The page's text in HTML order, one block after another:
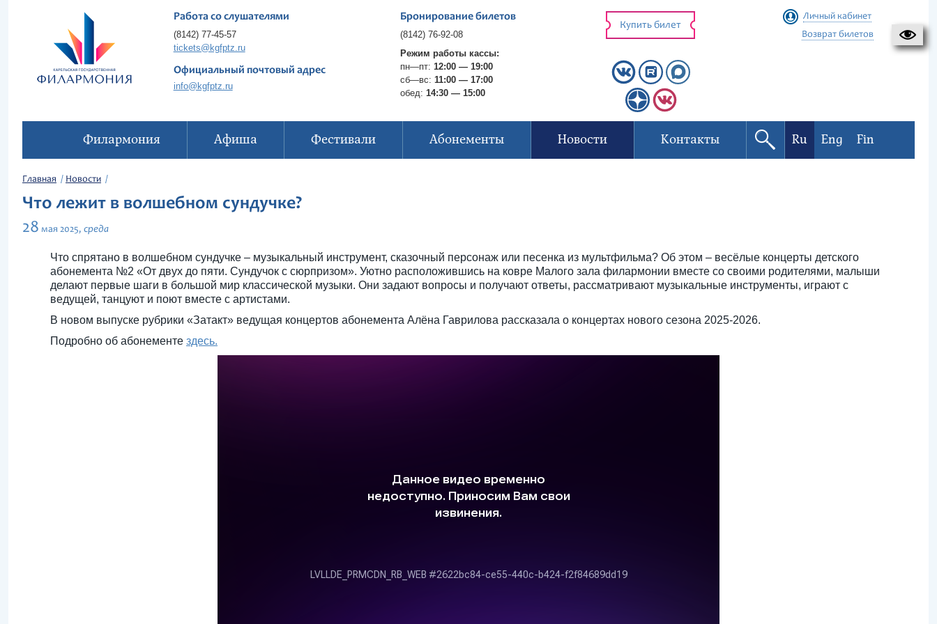
Работа со слушателями
(8142) 77-45-57
tickets@kgfptz.ru
Официальный почтовый адрес
info@kgfptz.ru
Бронирование билетов
(8142) 76-92-08
Режим работы кассы:
пн—пт: 12:00 — 19:00
сб—вс: 11:00 — 17:00
обед: 14:30 — 15:00
Купить билет
Личный кабинет
Возврат билетов
Филармония Афиша Фестивали Абонементы Новости Контакты Ru Eng Fin
Главная Новости
Что лежит в волшебном сундучке?
28 мая 2025, среда
Что спрятано в волшебном сундучке – музыкальный инструмент, сказочный персонаж или песенка из мультфильма? Об этом – весёлые концерты детского
абонемента №2 «От двух до пяти. Сундучок с сюрпризом». Уютно расположившись на ковре Малого зала филармонии вместе со своими родителями, малыши
делают первые шаги в большой мир классической музыки. Они задают вопросы и получают ответы, рассматривают музыкальные инструменты, играют с
ведущей, танцуют и поют вместе с артистами.
В новом выпуске рубрики «Затакт» ведущая концертов абонемента Алёна Гаврилова рассказала о концертах нового сезона 2025-2026.
Подробно об абонементе здесь.